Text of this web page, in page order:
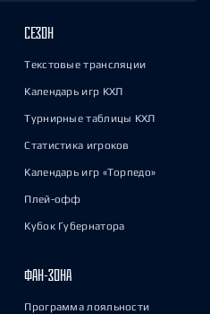
СЕЗОН
Текстовые трансляции
Календарь игр КХЛ
Турнирные таблицы КХЛ
Статистика игроков
Календарь игр «Торпедо»
Плей-офф
Кубок Губернатора
ФАН-ЗОНА
Программа лояльности